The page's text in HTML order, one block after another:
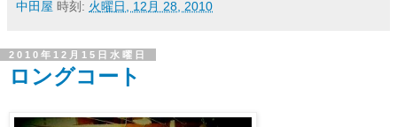
中田屋 時刻: 火曜日, 12月 28, 2010
2010年12月15日水曜日
ロングコート